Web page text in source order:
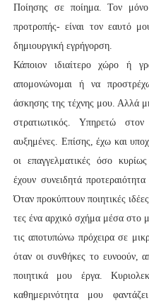
Ποίησης σε ποίημα. Τον
προτροπής- είναι τον εαυτό
δημιουργική εγρήγορση.
Κάποιον ιδιαίτερο χώρο ή
απομονώνομαι ή να
άσκησης της τέχνης μου. Αλλά
στρατιωτικός. Υπηρετώ
αυξημένες. Επίσης, έχω και
οι επαγγελματικές όσο
έχουν συνειδητά
Όταν προκύπτουν ποιητικές
τες ένα αρχικό σχήμα μέσα στο
τις αποτυπώνω πρόχειρα σε
όταν οι συνθήκες το ευνοούν,
ποιητικά μου έργα.
καθημερινότητα μου